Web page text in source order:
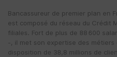
Bancassureur de premier plan en
est composé du réseau du Crédit
filiales. Fort de plus de 88 600
-, il met son expertise des
disposition de 38,8 millions de